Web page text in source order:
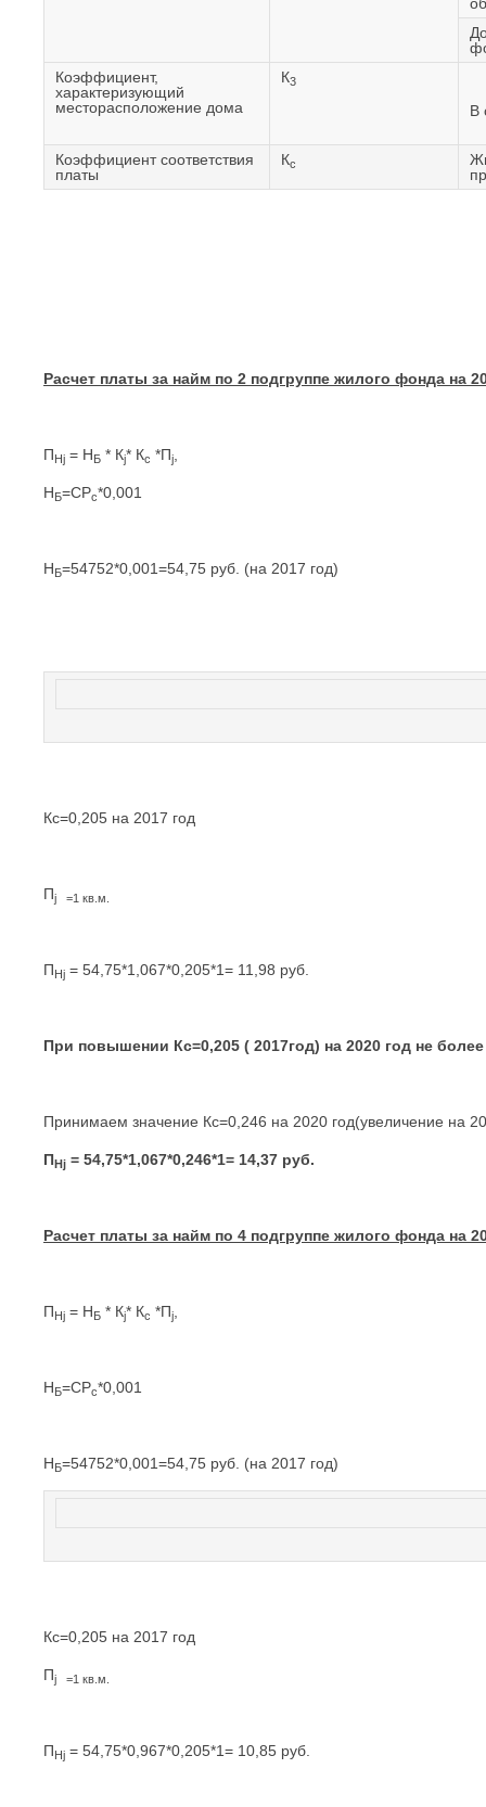
Коэффициент,
характеризующий
месторасположение дома
К3
В
Коэффициент соответствия
платы
Кс
Расчет платы за найм по 2 подгруппе жилого фонда на
ПНj = НБ * Кj* Кс *Пj
НБ=СРс*0,001
НБ=54752*0,001=54,75 руб. (на 2017 год)
Кс=0,205 на 2017 год
Пj =1 кв.м.
ПНj = 54,75*1,067*0,205*1= 11,98 руб.
При повышении Кс=0,205 ( 2017год) на 2020 год не более
Принимаем значение Кс=0,246 на 2020 год(увеличение на
ПНj = 54,75*1,067*0,246*1= 14,37 руб.
Расчет платы за найм по 4 подгруппе жилого фонда на
ПНj = НБ * Кj* Кс *Пj
НБ=СРс*0,001
НБ=54752*0,001=54,75 руб. (на 2017 год)
Кс=0,205 на 2017 год
Пj =1 кв.м.
ПНj = 54,75*0,967*0,205*1= 10,85 руб.